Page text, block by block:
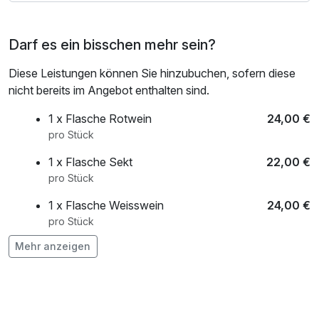
Darf es ein bisschen mehr sein?
Diese Leistungen können Sie hinzubuchen, sofern diese
nicht bereits im Angebot enthalten sind.
1 x Flasche Rotwein
24,00 €
pro Stück
1 x Flasche Sekt 22,00 €
pro Stück
1 x Flasche Weisswein 24,00 €
pro Stück
Frühstück aufs Zimmer pro Person
Mehr anzeigen